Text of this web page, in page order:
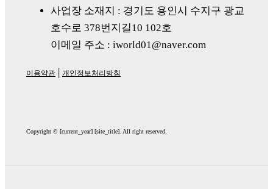
사업장 소재지 : 경기도 용인시 수지구 광교
호수로 378번지길10 102호
이메일 주소 : iworld01@naver.com
이용약관 | 개인정보처리방침
Copyright © [current_year] [site_title]. All right reserved.